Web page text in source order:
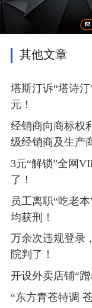
其他文章
塔斯汀诉“塔诗
元！
经销商向商标权
级经销商及生产
3元“解锁”全网
了！
员工离职“吃老
均获刑！
万余次违规登录
院判了！
开设外卖店铺“
“东方青苍特调